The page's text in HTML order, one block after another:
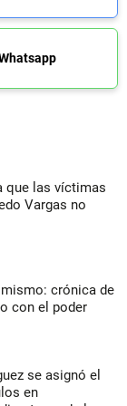
que las víctimas
Vargas no
crónica de
con el poder
se asignó el
en